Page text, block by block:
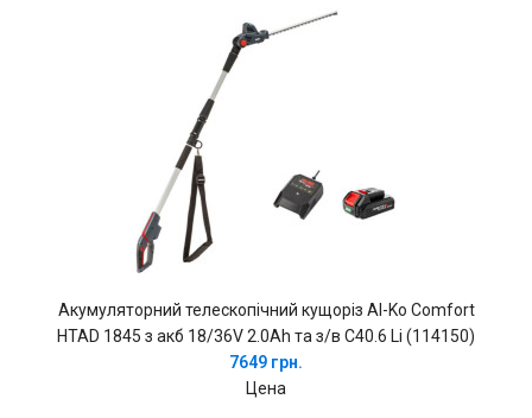
Акумуляторний телескопічний кущоріз Al-Ko Comfort
HTAD 1845 з акб 18/36V 2.0Ah та з/в C40.6 Li (114150)
7649 грн.
Цена